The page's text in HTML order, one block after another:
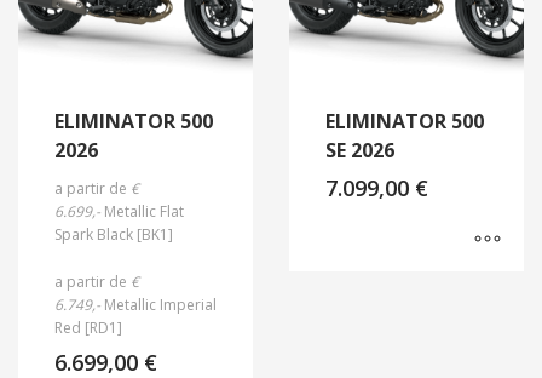
ELIMINATOR 500
2026
a partir de €
6.699,- Metallic Flat
Spark Black [BK1]
a partir de €
6.749,- Metallic Imperial
Red [RD1]
6.699,00 €
ELIMINATOR 500
SE 2026
7.099,00 €